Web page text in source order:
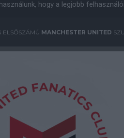
hogy a legjobb
ELSŐSZÁMÚ MANCHESTER UNITED